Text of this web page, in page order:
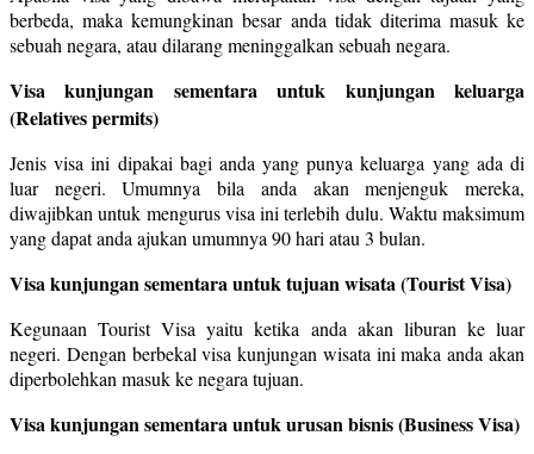
berbeda, maka kemungkinan besar anda tidak diterima masuk ke
sebuah negara, atau dilarang meninggalkan sebuah negara.
Visa kunjungan sementara untuk kunjungan keluarga
(Relatives permits)
Jenis visa ini dipakai bagi anda yang punya keluarga yang ada di
luar negeri. Umumnya bila anda akan menjenguk mereka,
diwajibkan untuk mengurus visa ini terlebih dulu. Waktu maksimum
yang dapat anda ajukan umumnya 90 hari atau 3 bulan.
Visa kunjungan sementara untuk tujuan wisata (Tourist Visa)
Kegunaan Tourist Visa yaitu ketika anda akan liburan ke luar
negeri. Dengan berbekal visa kunjungan wisata ini maka anda akan
diperbolehkan masuk ke negara tujuan.
Visa kunjungan sementara untuk urusan bisnis (Business Visa)